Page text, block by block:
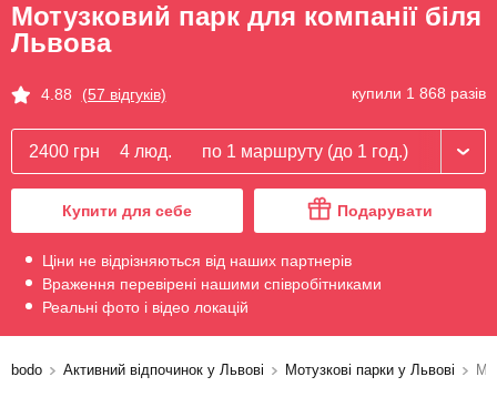
Мотузковий парк для компанії біля
Львова
4.88 (57 відгуків) купили 1 868 разів
2400 грн 4 люд. по 1 маршруту (до 1 год.)
Купити для себе Подарувати
Ціни не відрізняються від наших партнерів
Враження перевірені нашими співробітниками
Реальні фото і відео локацій
bodo Активний відпочинок у Львові Мотузкові парки у Львові